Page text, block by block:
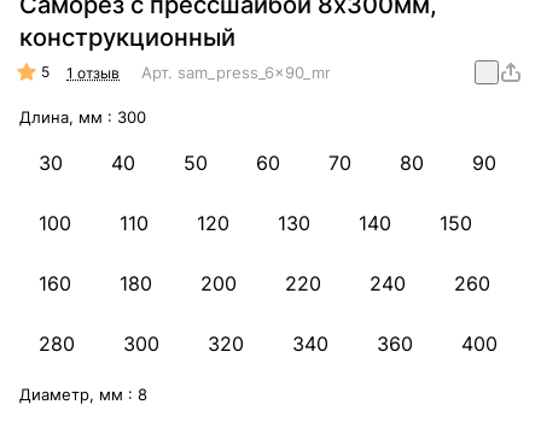
конструкционный
5 1 отзыв Арт. sam_press_6x90_mm_konstr
Длина, мм : 300
30 40 50 60 70 80 90
100 110 120 130 140 150
160 180 200 220 240 260
280 300 320 340 360 400
Диаметр, мм : 8